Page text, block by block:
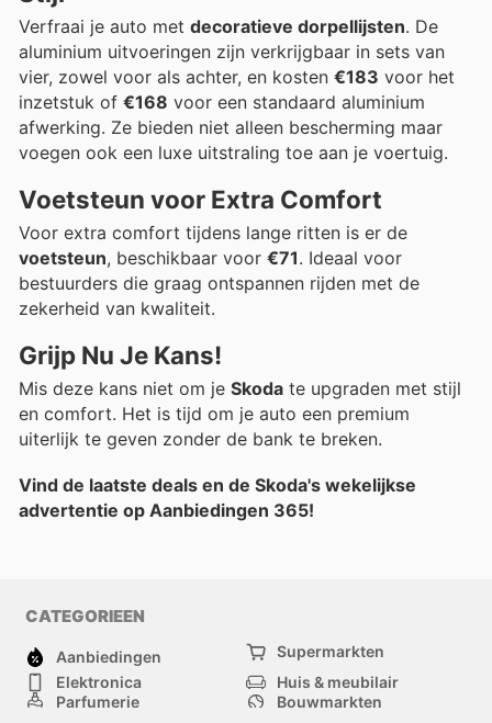
Verfraai je auto met decoratieve dorpellijsten. De
aluminium uitvoeringen zijn verkrijgbaar in sets van
vier, zowel voor als achter, en kosten €183 voor het
inzetstuk of €168 voor een standaard aluminium
afwerking. Ze bieden niet alleen bescherming maar
voegen ook een luxe uitstraling toe aan je voertuig.
Voetsteun voor Extra Comfort
Voor extra comfort tijdens lange ritten is er de
voetsteun, beschikbaar voor €71. Ideaal voor
bestuurders die graag ontspannen rijden met de
zekerheid van kwaliteit.
Grijp Nu Je Kans!
Mis deze kans niet om je Skoda te upgraden met stijl
en comfort. Het is tijd om je auto een premium
uiterlijk te geven zonder de bank te breken.
Vind de laatste deals en de Skoda's wekelijkse
advertentie op Aanbiedingen 365!
CATEGORIEEN
Aanbiedingen
Supermarkten
Elektronica
Huis & meubilair
Parfumerie
Bouwmarkten